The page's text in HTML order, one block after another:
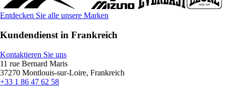
Entdecken Sie alle unsere Marken
Kundendienst in Frankreich
Kontaktieren Sie uns
11 rue Bernard Maris
37270 Montlouis-sur-Loire, Frankreich
+33 1 86 47 62 58